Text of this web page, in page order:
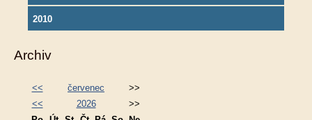
2010
Archiv
<< červenec
>>
<<
2026
>>